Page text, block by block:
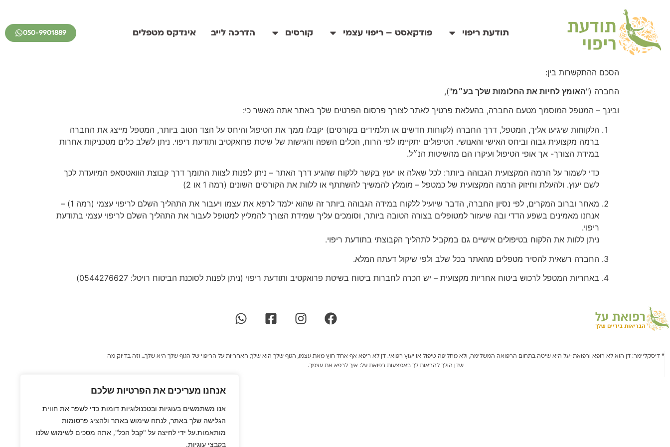
אנחנו מעריכים את הפרטיות שלכם
אנו משתמשים בעוגיות ובטכנולוגיות דומות כדי לשפר את חווית
הגלישה שלך באתר, לנתח שימוש באתר ולהציג פרסומות
מותאמות.על ידי לחיצה על "קבל הכל", אתה מסכים לשימוש שלנו
בקבצי עוגיות.
תודעת ריפוי פודקאסט – ריפוי עצמי קורסים הדרכה לייב אינדקס מטפלים 050-9901889
הסכם ההתקשרות בין:
החברה ("האומץ לחיות את החלומות שלך בע״מ"),
ובינך – המטפל המוסמך מטעם החברה, בהעלאת פרטיך לאתר לצורך פרסום הפרטים שלך באתר אתה מאשר כי:
הלקוחות שיגיעו אליך, המטפל, דרך החברה (לקוחות חדשים או תלמידים בקורסים) יקבלו ממך את הטיפול והיחס על הצד הטוב ביותר, המטפל מייצג את החברה
ברמה מקצועית גבוה וביחס האישי והאנושי. הטיפולים יתקיימו לפי הרוח, הכלים השפה והגישות של שיטת פרואקטיב ותודעת ריפוי. ניתן לשלב כלים מטכניקות אחרות
במידת הצורך- אך אופי הטיפול ועיקרו הם מהשיטות הנ״ל.
כדי לשמור על הרמה המקצועית הגבוהה ביותר: לכל שאלה או יעוץ בקשר ללקוח שהגיע דרך האתר – ניתן לפנות לצוות התומך דרך קבוצת הוואטסאפ המיועדת לכך
לשם יעוץ. ולהעלת וחיזוק הרמה המקצועית של כמטפל – מומלץ להמשיך להשתתף או ללוות את הקורסים השונים (רמה 1 או 2)
מאחר וברוב המקרים, לפי נסיון החברה, הדבר שיועיל ללקוח במידה הגבוהה ביותר זה שהוא ילמד לרפא את עצמו ויעבור את התהליך השלם לריפוי עצמי (רמה 1) –
אנחנו מאמינים בשפע הדדי ובה שיעזור למטופלים בצורה הטובה ביותר, וסומכים עליך שמידת הצורך להמליץ למטופל לעבור את התהליך השלם לריפוי עצמי בתודעת
ריפוי.
ניתן ללוות את הלקוח בטיפולים אישיים גם במקביל לתהליך הקבוצתי בתודעת ריפוי.
החברה רשאית להסיר מטפלים מהאתר בכל שלב ולפי שיקול דעתה המלא.
באחריות המטפל לרכוש ביטוח אחריות מקצועית – יש הכרה לחברות ביטוח בשיטת פרואקטיב ותודעת ריפוי (ניתן לפנות לסוכנת הביטוח רויטל: 0544276627)
* דיסקליימר: דן הוא לא רופא ורפואת-על היא שיטה בתחום הרפואה המשלימה, ולא מחליפה טיפול או יעוץ רפואי. דן לא ריפא אף אחד חוץ מאת עצמו, הגוף שלך הוא שלך, האחריות על הריפוי של הגוף שלך היא שלך… וזה בדיוק מה
שדן הולך להראות לך באמצעות רפואת על: איך לרפא את עצמך.